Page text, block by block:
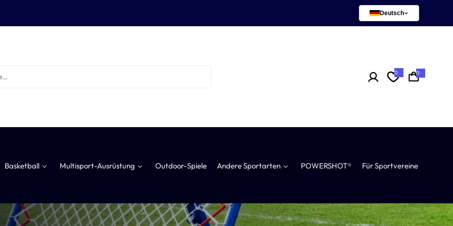
Deutsch
0 0
0
A
Basketball Multisport-Ausrüstung Outdoor-Spiele Andere Sportarten POWERSHOT® Für Sportvereine